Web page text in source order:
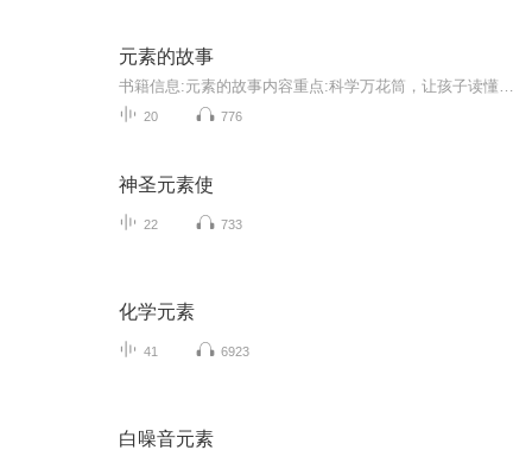
元素的故事
20 776
神圣元素使
22 733
化学元素
41 6923
白噪音元素